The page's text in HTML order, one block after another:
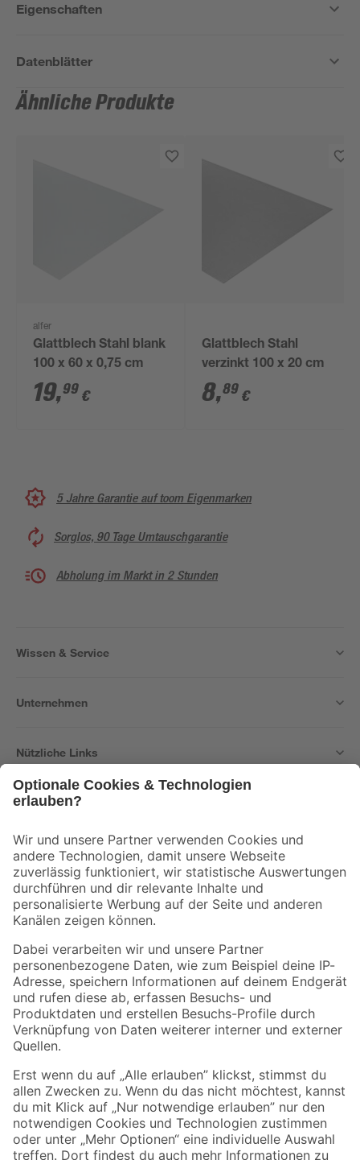
Eigenschaften
Datenblätter
Ähnliche Produkte
alfer
Glattblech Stahl blank
100 x 60 x 0,75 cm
19,99 €
Glattblech Stahl
verzinkt 100 x 20 cm
8,89 €
5 Jahre Garantie auf toom Eigenmarken
Sorglos, 90 Tage Umtauschgarantie
Abholung im Markt in 2 Stunden
Wissen & Service
Unternehmen
Nützliche Links
Der toom Newsletter: Keine Angebote und Aktionen mehr verpassen!
Zur Newsletter Anmeldung
Folge uns
Zahlungsarten Versandarten
Sicher einkaufen
Jetzt die toom-App herunterladen